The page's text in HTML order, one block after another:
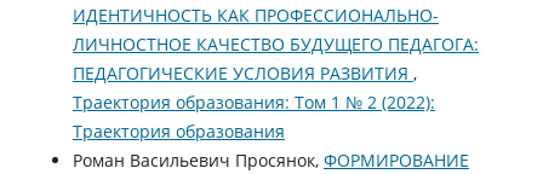
ИДЕНТИЧНОСТЬ КАК ПРОФЕССИОНАЛЬНО-
ЛИЧНОСТНОЕ КАЧЕСТВО БУДУЩЕГО ПЕДАГОГА:
ПЕДАГОГИЧЕСКИЕ УСЛОВИЯ РАЗВИТИЯ ,
Траектория образования: Том 1 № 2 (2022):
Траектория образования
Роман Васильевич Просянок, ФОРМИРОВАНИЕ